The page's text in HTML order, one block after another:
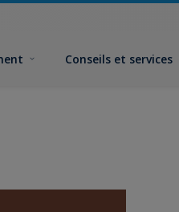
Conseils et services